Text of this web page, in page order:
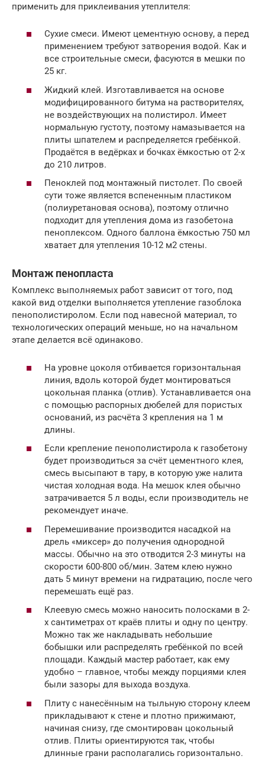
применить для приклеивания утеплителя:
Сухие смеси. Имеют цементную основу, а перед
применением требуют затворения водой. Как и
все строительные смеси, фасуются в мешки по
25 кг.
Жидкий клей. Изготавливается на основе
модифицированного битума на растворителях,
не воздействующих на полистирол. Имеет
нормальную густоту, поэтому намазывается на
плиты шпателем и распределяется гребёнкой.
Продаётся в ведёрках и бочках ёмкостью от 2-х
до 210 литров.
Пеноклей под монтажный пистолет. По своей
сути тоже является вспененным пластиком
(полиуретановая основа), поэтому отлично
подходит для утепления дома из газобетона
пеноплексом. Одного баллона ёмкостью 750 мл
хватает для утепления 10-12 м2 стены.
Монтаж пенопласта
Комплекс выполняемых работ зависит от того, под
какой вид отделки выполняется утепление газоблока
пенополистиролом. Если под навесной материал, то
технологических операций меньше, но на начальном
этапе делается всё одинаково.
На уровне цоколя отбивается горизонтальная
линия, вдоль которой будет монтироваться
цокольная планка (отлив). Устанавливается она
с помощью распорных дюбелей для пористых
оснований, из расчёта 3 крепления на 1 м
длины.
Если крепление пенополистирола к газобетону
будет производиться за счёт цементного клея,
смесь высыпают в тару, в которую уже налита
чистая холодная вода. На мешок клея обычно
затрачивается 5 л воды, если производитель не
рекомендует иначе.
Перемешивание производится насадкой на
дрель «миксер» до получения однородной
массы. Обычно на это отводится 2-3 минуты на
скорости 600-800 об/мин. Затем клею нужно
дать 5 минут времени на гидратацию, после чего
перемешать ещё раз.
Клеевую смесь можно наносить полосками в 2-
х сантиметрах от краёв плиты и одну по центру.
Можно так же накладывать небольшие
бобышки или распределять гребёнкой по всей
площади. Каждый мастер работает, как ему
удобно – главное, чтобы между порциями клея
были зазоры для выхода воздуха.
Плиту с нанесённым на тыльную сторону клеем
прикладывают к стене и плотно прижимают,
начиная снизу, где смонтирован цокольный
отлив. Плиты ориентируются так, чтобы
длинные грани располагались горизонтально.